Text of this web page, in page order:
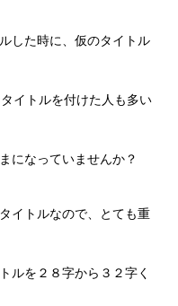
した時に、仮のタイトル
イトルを付けた人も多い
になっていませんか？
イトルなので、とても重
ルを２８字から３２字く